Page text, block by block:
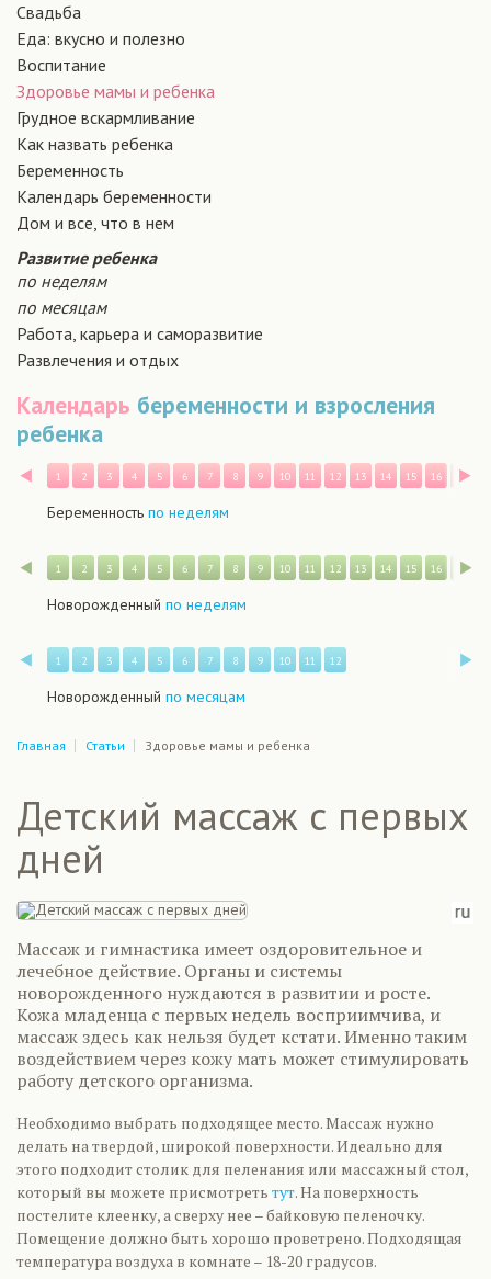
Свадьба
Еда: вкусно и полезно
Воспитание
Здоровье мамы и ребенка
Грудное вскармливание
Как назвать ребенка
Беременность
Календарь беременности
Дом и все, что в нем
Развитие ребенка
по неделям
по месяцам
Работа, карьера и саморазвитие
Развлечения и отдых
Календарь беременности и взросления
ребенка
Назад
1 2 3 4 5 6 7 8 9 10 11 12 13 14 15 16 17
Беременность по неделям
Назад
1 2 3 4 5 6 7 8 9 10 11 12 13 14 15 16 17
Новорожденный по неделям
Назад
1 2 3 4 5 6 7 8 9 10 11 12
Новорожденный по месяцам
Главная Статьи Здоровье мамы и ребенка
Детский массаж с первых
дней
Массаж и гимнастика имеет оздоровительное и
лечебное действие. Органы и системы
новорожденного нуждаются в развитии и росте.
Кожа младенца с первых недель восприимчива, и
массаж здесь как нельзя будет кстати. Именно таким
воздействием через кожу мать может стимулировать
работу детского организма.
Необходимо выбрать подходящее место. Массаж нужно
делать на твердой, широкой поверхности. Идеально для
этого подходит столик для пеленания или массажный стол,
который вы можете присмотреть тут. На поверхность
постелите клеенку, а сверху нее – байковую пеленочку.
Помещение должно быть хорошо проветрено. Подходящая
температура воздуха в комнате – 18-20 градусов.